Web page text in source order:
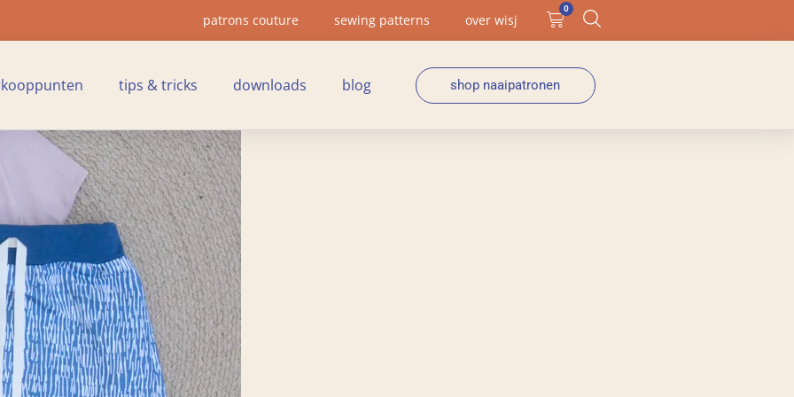
patrons couture sewing patterns over wisj
0
tips & tricks downloads blog shop naaipatronen